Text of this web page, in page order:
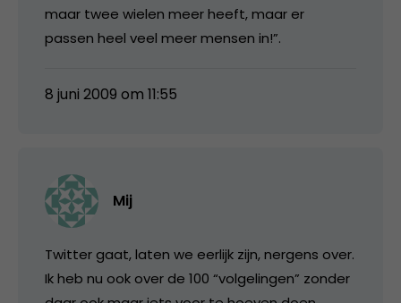
maar twee wielen meer heeft, maar er
passen heel veel meer mensen in!”.
8 juni 2009 om 11:55
Mij
Twitter gaat, laten we eerlijk zijn, nergens over.
Ik heb nu ook over de 100 “volgelingen” zonder